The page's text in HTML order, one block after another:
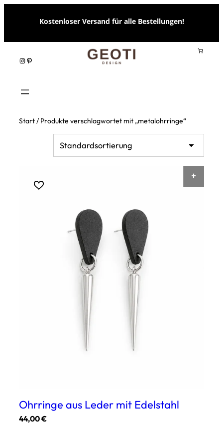
Kostenloser Versand für alle Bestellungen!
Instagram Pinterest
Start/ Produkte verschlagwortet mit „metalohrringe“
Ohrringe aus Leder mit Edelstahl
44,00€